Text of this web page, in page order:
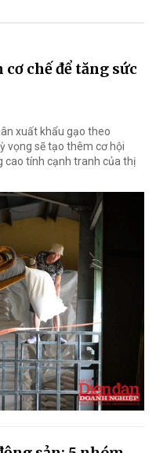
chế để tăng sức
xuất khẩu gạo theo
vọng sẽ tạo thêm cơ hội
cao tính cạnh tranh của thị